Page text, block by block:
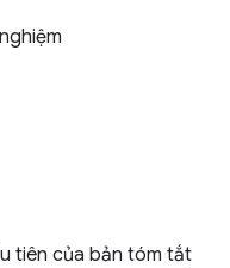
tiên của bản tóm tắt